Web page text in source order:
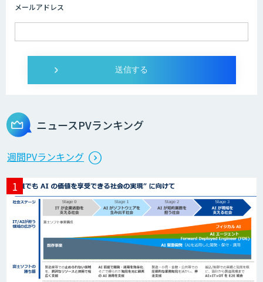
IMACEL
メールアドレス
ニュースPVランキング
週間PVランキング